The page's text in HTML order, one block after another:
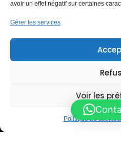
avoir un effet négatif sur certaines
Gérer les services
Voir les
Politique de cookies